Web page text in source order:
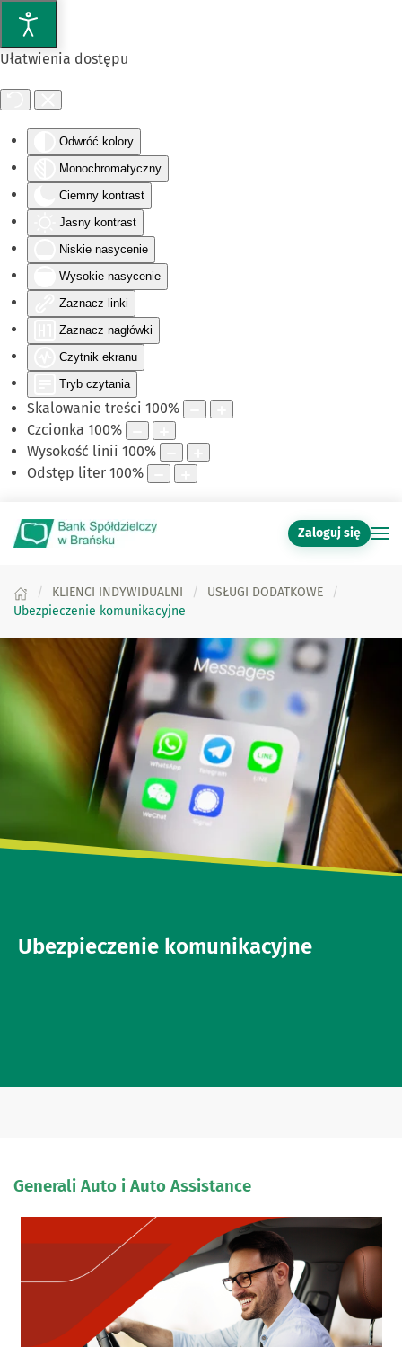
Ułatwienia dostępu
Odwróć kolory
Monochromatyczny
Ciemny kontrast
Jasny kontrast
Niskie nasycenie
Wysokie nasycenie
Zaznacz linki
Zaznacz nagłówki
Czytnik ekranu
Tryb czytania
Skalowanie treści 100%
Czcionka 100%
Wysokość linii 100%
Odstęp liter 100%
Przejdź do głównej treści
Zaloguj się
KLIENCI INDYWIDUALNI
USŁUGI DODATKOWE
Ubezpieczenie komunikacyjne
Ubezpieczenie komunikacyjne
Generali Auto i Auto Assistance